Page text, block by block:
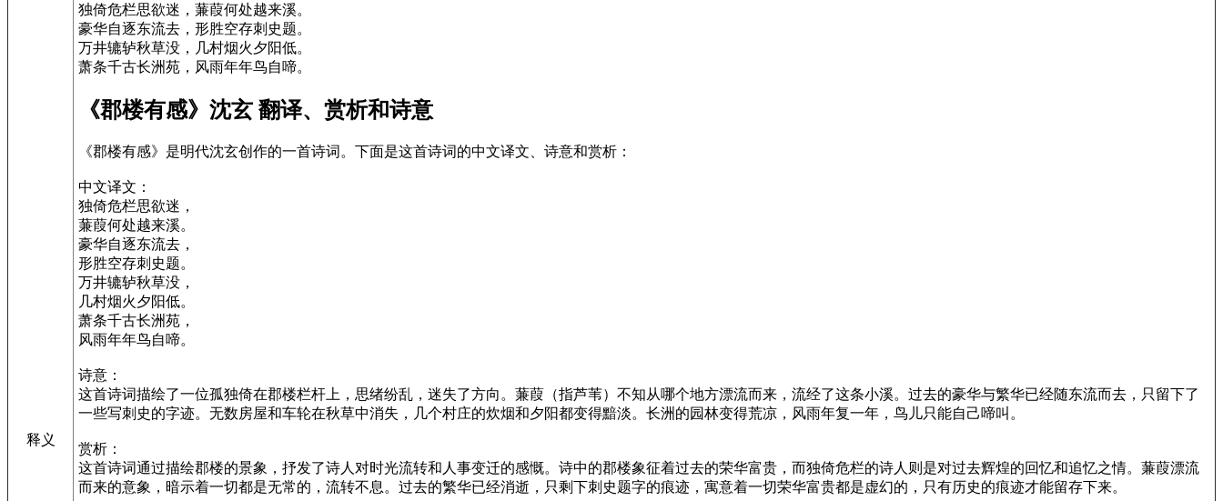
释义
独倚危栏思欲迷，蒹葭何处越来溪。
豪华自逐东流去，形胜空存刺史题。
万井辘轳秋草没，几村烟火夕阳低。
萧条千古长洲苑，风雨年年鸟自啼。
《郡楼有感》沈玄 翻译、赏析和诗意
《郡楼有感》是明代沈玄创作的一首诗词。下面是这首诗词的中文译文、诗意和赏析：
中文译文：
独倚危栏思欲迷，
蒹葭何处越来溪。
豪华自逐东流去，
形胜空存刺史题。
万井辘轳秋草没，
几村烟火夕阳低。
萧条千古长洲苑，
风雨年年鸟自啼。
诗意：
这首诗词描绘了一位孤独倚在郡楼栏杆上，思绪纷乱，迷失了方向。蒹葭（指芦苇）不知从哪个地方漂流而来，流经了这条小溪。过去的豪华与繁华已经随东流而去，只留下了
一些写刺史的字迹。无数房屋和车轮在秋草中消失，几个村庄的炊烟和夕阳都变得黯淡。长洲的园林变得荒凉，风雨年复一年，鸟儿只能自己啼叫。
赏析：
这首诗词通过描绘郡楼的景象，抒发了诗人对时光流转和人事变迁的感慨。诗中的郡楼象征着过去的荣华富贵，而独倚危栏的诗人则是对过去辉煌的回忆和追忆之情。蒹葭漂流
而来的意象，暗示着一切都是无常的，流转不息。过去的繁华已经消逝，只剩下刺史题字的痕迹，寓意着一切荣华富贵都是虚幻的，只有历史的痕迹才能留存下来。